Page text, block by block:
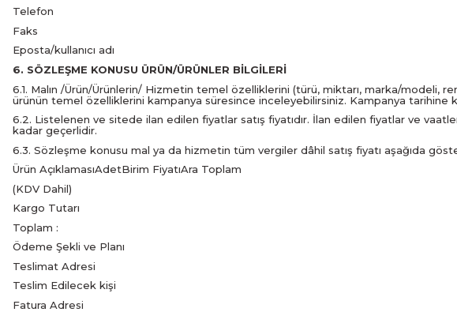
Telefon
Faks
Eposta/kullanıcı adı
6. SÖZLEŞME KONUSU ÜRÜN/ÜRÜNLER BİLGİLERİ
6.1. Malın /Ürün/Ürünlerin/ Hizmetin temel özelliklerini (türü, miktarı, marka/modeli,
ürünün temel özelliklerini kampanya süresince inceleyebilirsiniz. Kampanya tarihine
6.2. Listelenen ve sitede ilan edilen fiyatlar satış fiyatıdır. İlan edilen fiyatlar ve
kadar geçerlidir.
6.3. Sözleşme konusu mal ya da hizmetin tüm vergiler dâhil satış fiyatı aşağıda
Ürün AçıklamasıAdetBirim FiyatıAra Toplam
(KDV Dahil)
Kargo Tutarı
Toplam :
Ödeme Şekli ve Planı
Teslimat Adresi
Teslim Edilecek kişi
Fatura Adresi